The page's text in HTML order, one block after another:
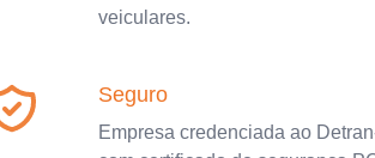
veiculares.
Seguro
Empresa credenciada ao